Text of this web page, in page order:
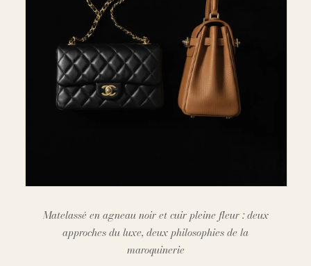
Matelassé en agneau noir et cuir pleine fleur : deux
approches du luxe, deux philosophies de la
maroquinerie